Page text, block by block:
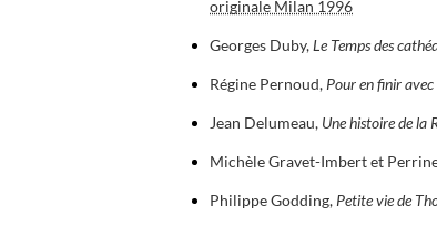
originale Milan 1996
Georges Duby,Le Temps des
Régine Pernoud, Pour en finir
Jean Delumeau, Une histoire de la
Michèle Gravet-Imbert et
Philippe Godding, Petite vie de